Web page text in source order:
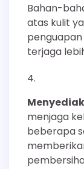
Bahan-
atas kulit
terjaga
menjaga
beberapa